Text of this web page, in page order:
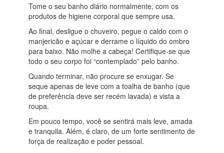
Tome o seu banho diário normalmente, com os
produtos de higiene corporal que sempre usa.
Ao final, desligue o chuveiro, pegue o caldo com o
manjericão e açúcar e derrame o líquido do ombro
para baixo. Não molhe a cabeça! Certifique-se que
todo o seu corpo foi “contemplado” pelo banho.
Quando terminar, não procure se enxugar. Se
seque apenas de leve com a toalha de banho (que
de preferência deve ser recém lavada) e vista a
roupa.
Em pouco tempo, você se sentirá mais leve, amada
e tranquila. Além, é claro, de um forte sentimento de
força de realização e poder pessoal.